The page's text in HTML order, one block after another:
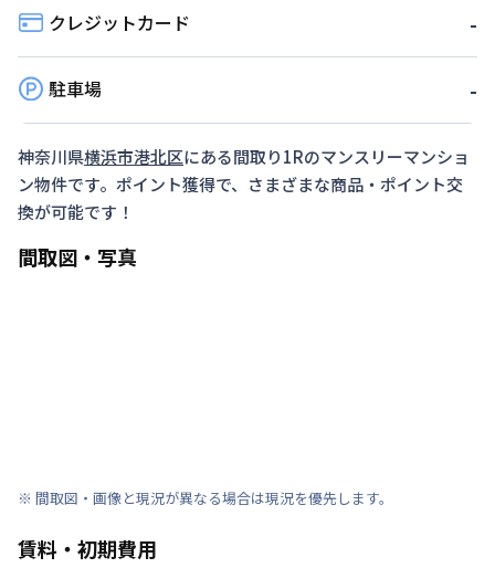
クレジットカード -
駐車場 -
神奈川県横浜市港北区にある間取り1Rのマンスリーマンショ
ン物件です。ポイント獲得で、さまざまな商品・ポイント交
換が可能です！
間取図・写真
※ 間取図・画像と現況が異なる場合は現況を優先します。
賃料・初期費用